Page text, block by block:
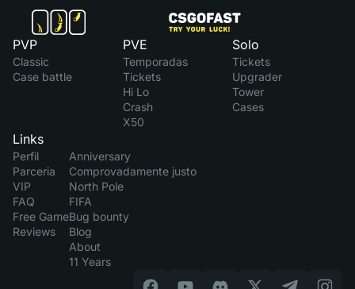
PVP
Classic
Case battle
PVE
Temporadas
Tickets
Hi Lo
Crash
X50
Solo
Tickets
Upgrader
Tower
Cases
Links
Perfil
Parceria
VIP
FAQ
Free Game
Reviews
Anniversary
Comprovadamente justo
North Pole
FIFA
Bug bounty
Blog
About
11 Years